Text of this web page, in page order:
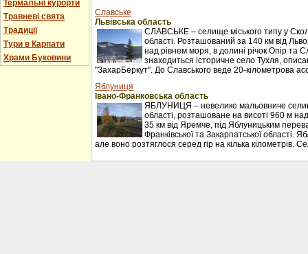
Термальні курорти
Травневі свята
Традиції
Тури в Карпати
Храми Буковини
Славське
Львівська область
СЛАВСЬКЕ – селище міського типу у
області. Розташований за 140 км від
над рівнем моря, в долині річок Опір та
знаходиться історичне село Тухля,
"ЗахарБеркут". До Славського веде 20-кілометрова
Яблуниця
Івано-Франковська область
ЯБЛУНИЦЯ – невелике мальовниче
області, розташоване на висоті 960 м
35 км від Яремче, під Яблуницьким
Франківської та Закарпатської області.
але воно розтяглося серед гір на кілька кілометрів.